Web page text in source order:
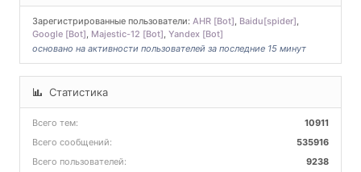
Зарегистрированные пользователи: AHR [Bot], Baidu[spider],
Google [Bot], Majestic-12 [Bot], Yandex [Bot]
основано на активности пользователей за последние 15 минут
Статистика
Всего тем:
10911
Всего сообщений:
535916
Всего пользователей:
9238